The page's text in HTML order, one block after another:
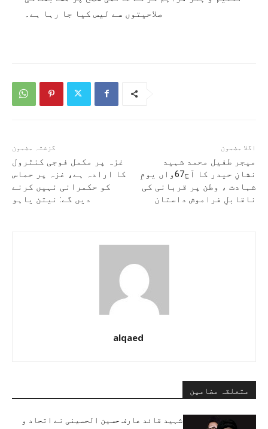
صلاحیتوں سے لیس کیا جا رہا ہے۔
گزشتہ مضمون
غزہ پر مکمل فوجی کنٹرول
کا ارادہ ہے، غزہ پر حماس
کو حکمرانی نہیں کرنے
دیں گے: نیتن یاہو
اگلا مضمون
میجر طفیل محمد شہید
نشانِ حیدر کا آج67واں یومِ
شہادت ، وطن پر قربانی کی
ناقابلِ فراموش داستان
alqaed
متعلقہ مضامین
شہید قائد عارف حسین الحسینی نے اتحاد و